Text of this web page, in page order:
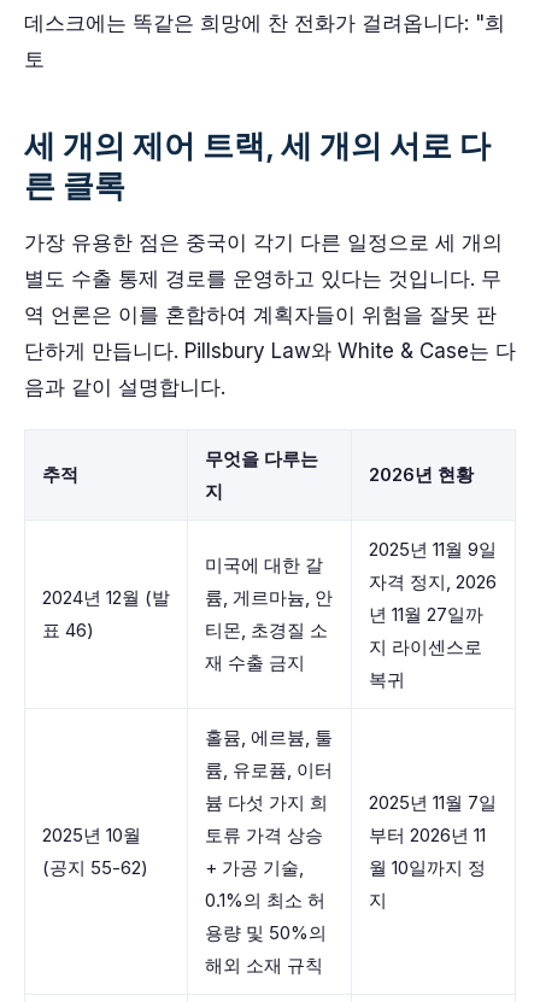
데스크에는 똑같은 희망에 찬 전화가 걸려옵니다: "희
토
세 개의 제어 트랙, 세 개의 서로 다
른 클록
가장 유용한 점은 중국이 각기 다른 일정으로 세 개의
별도 수출 통제 경로를 운영하고 있다는 것입니다. 무
역 언론은 이를 혼합하여 계획자들이 위험을 잘못 판
단하게 만듭니다. Pillsbury Law와 White & Case는 다
음과 같이 설명합니다.
추적
무엇을 다루는
지
2026년 현황
2024년 12월 (발
표 46)
미국에 대한 갈
륨, 게르마늄, 안
티몬, 초경질 소
재 수출 금지
2025년 11월 9일
자격 정지, 2026
년 11월 27일까
지 라이센스로
복귀
2025년 10월
(공지 55-62)
홀뮴, 에르븀, 툴
륨, 유로퓸, 이터
븀 다섯 가지 희
토류 가격 상승
+ 가공 기술,
0.1%의 최소 허
용량 및 50%의
해외 소재 규칙
2025년 11월 7일
부터 2026년 11
월 10일까지 정
지